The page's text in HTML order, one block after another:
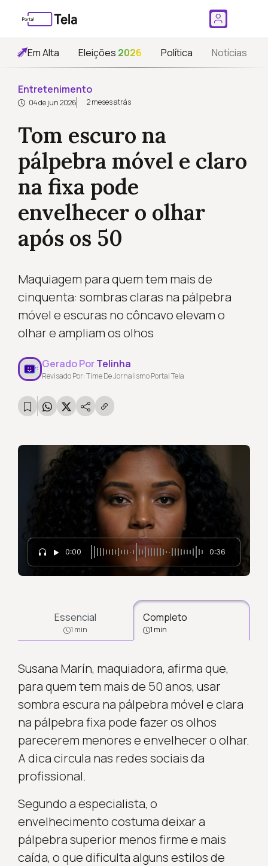
Em Alta Eleições 2026 Política Notícias
Entretenimento
04 de jun 2026 2 meses atrás
Tom escuro na
pálpebra móvel e claro
na fixa pode
envelhecer o olhar
após os 50
Maquiagem para quem tem mais de
cinquenta: sombras claras na pálpebra
móvel e escuras no côncavo elevam o
olhar e ampliam os olhos
Gerado PorTelinha
Revisado Por: Time De Jornalismo Portal Tela
0:00 0:36
Essencial
1 min
Completo
1 min
Susana Marín, maquiadora, afirma que,
para quem tem mais de 50 anos, usar
sombra escura na pálpebra móvel e clara
na pálpebra fixa pode fazer os olhos
parecerem menores e envelhecer o olhar.
A dica circula nas redes sociais da
profissional.
Segundo a especialista, o
envelhecimento costuma deixar a
pálpebra superior menos firme e mais
caída, o que dificulta alguns estilos de